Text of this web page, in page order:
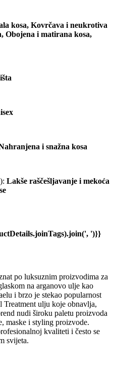
kosa, Kovrčava i neukrotiva
Obojena i matirana kosa,
i snažna kosa
Lakše raščešljavanje i mekoća
')}}
po luksuznim proizvodima za
na arganovo ulje kao
i brzo je stekao popularnost
ulju koje obnavlja,
nudi široku paletu proizvoda
maske i styling proizvode.
kvaliteti i često se
svijeta.